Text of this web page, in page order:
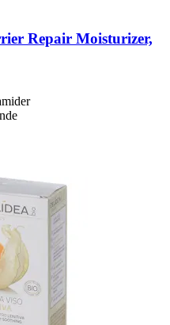
Repair Moisturizer,